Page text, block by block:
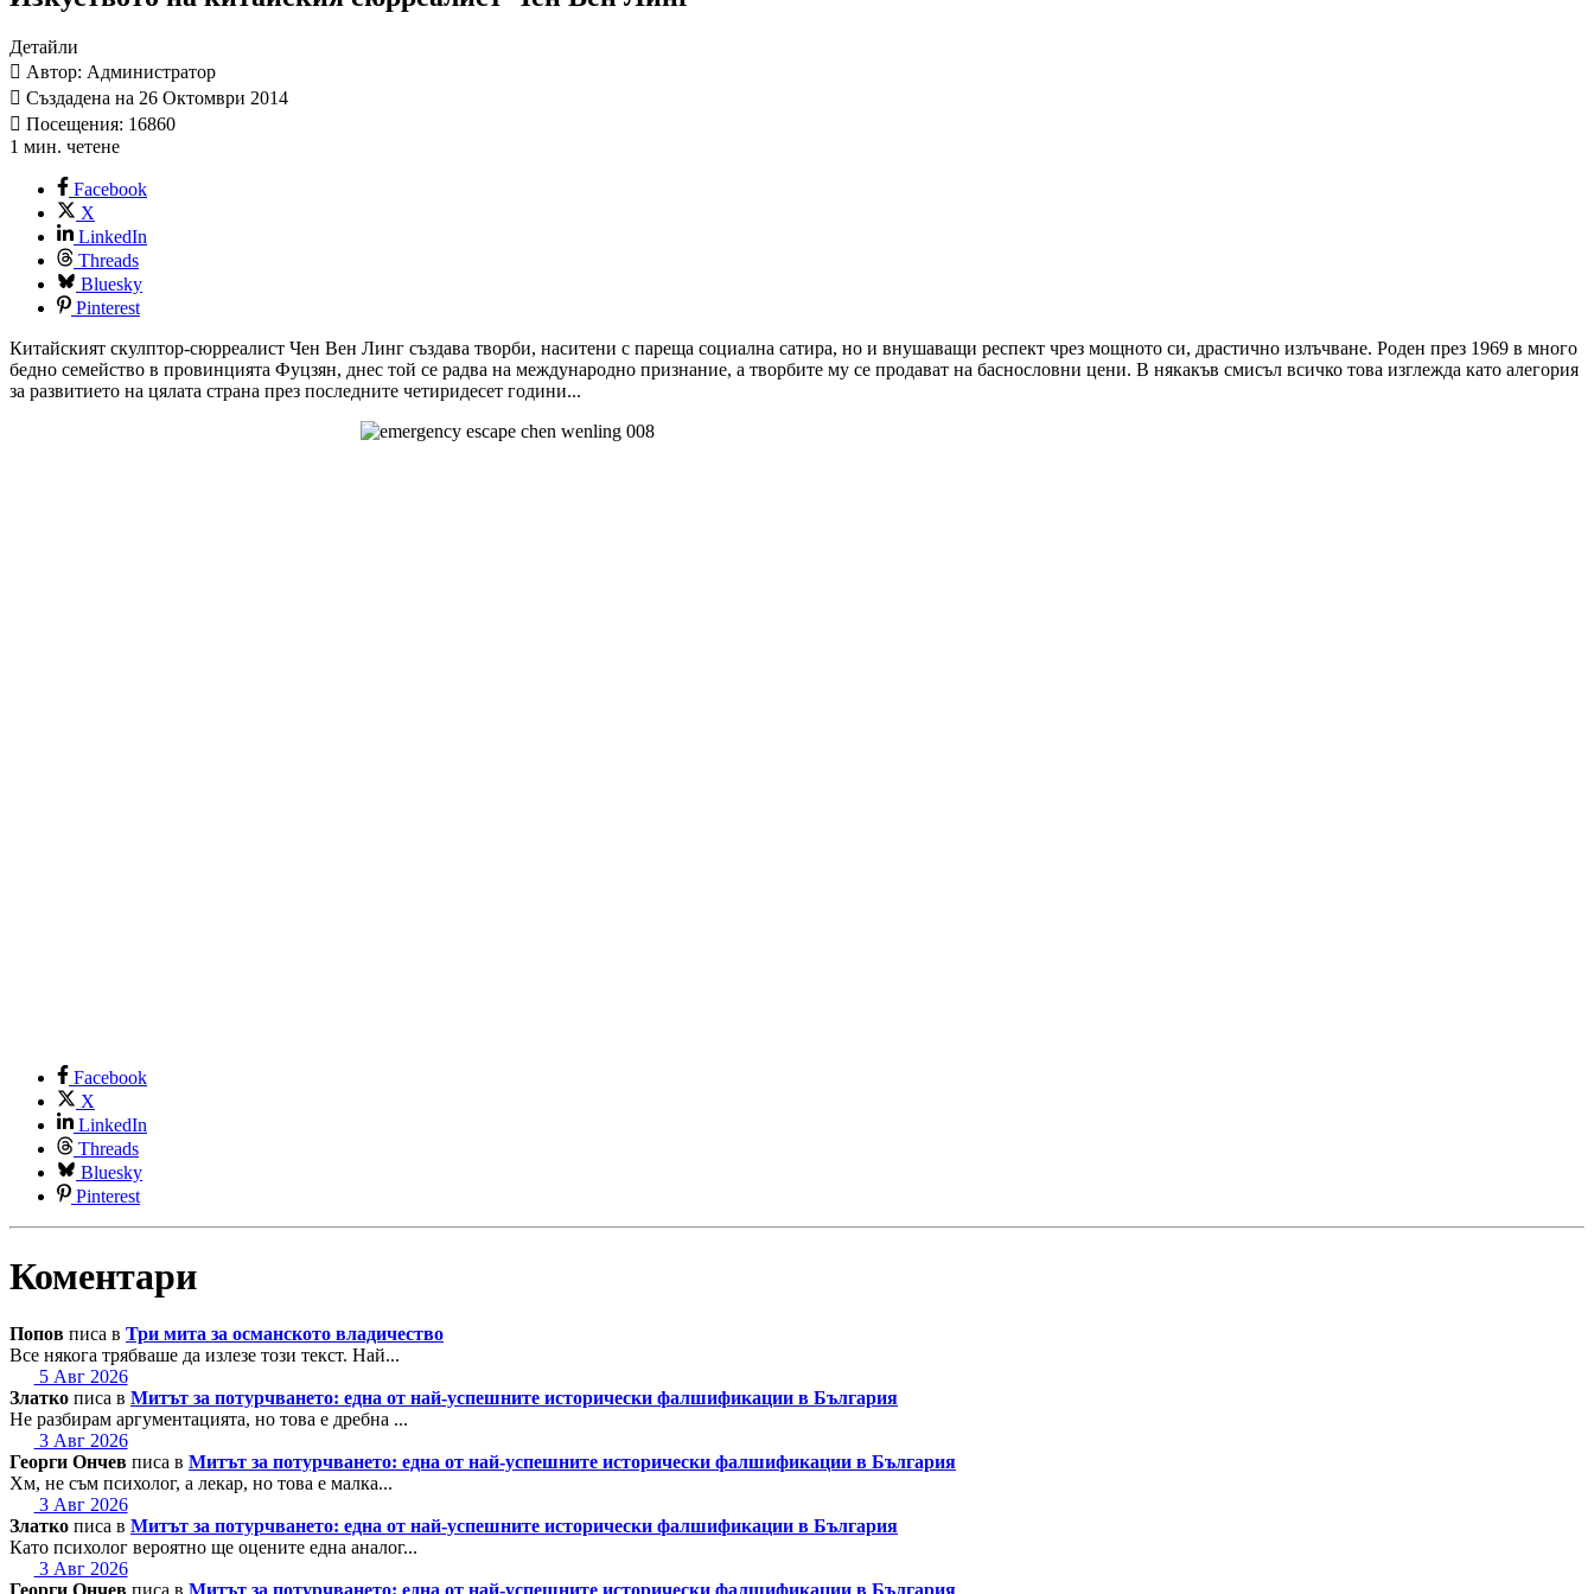
Детайли
Автор: Администратор
Създадена на 26 Октомври 2014
Посещения: 16860
1 мин. четене
Facebook
X
LinkedIn
Threads
Bluesky
Pinterest
Китайският скулптор-сюрреалист Чен Вен Линг създава творби, наситени с пареща социална сатира, но и внушаващи респект чрез мощното си, драстично излъчване. Роден през 1969 в много
бедно семейство в провинцията Фуцзян, днес той се радва на международно признание, а творбите му се продават на баснословни цени. В някакъв смисъл всичко това изглежда като алегория
за развитието на цялата страна през последните четиридесет години...
Facebook
X
LinkedIn
Threads
Bluesky
Pinterest
Коментари
Попов писа в Три мита за османското владичество
Все някога трябваше да излезе този текст. Най...
5 Авг 2026
Златко писа в Митът за потурчването: една от най-успешните исторически фалшификации в България
Не разбирам аргументацията, но това е дребна ...
3 Авг 2026
Георги Ончев писа в Митът за потурчването: една от най-успешните исторически фалшификации в България
Хм, не съм психолог, а лекар, но това е малка...
3 Авг 2026
Златко писа в Митът за потурчването: една от най-успешните исторически фалшификации в България
Като психолог вероятно ще оцените една аналог...
3 Авг 2026